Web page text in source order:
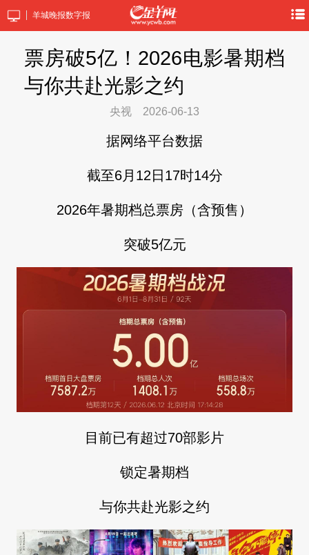
羊城晚报数字报
票房破5亿！2026电影暑期档
与你共赴光影之约
央视 2026-06-13
据网络平台数据
截至6月12日17时14分
2026年暑期档总票房（含预售）
突破5亿元
目前已有超过70部影片
锁定暑期档
与你共赴光影之约